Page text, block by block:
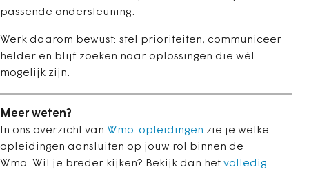
passende ondersteuning.
Werk daarom bewust: stel prioriteiten, communiceer
helder en blijf zoeken naar oplossingen die wél
mogelijk zijn.
Meer weten?
In ons overzicht van Wmo-opleidingen zie je welke
opleidingen aansluiten op jouw rol binnen de
Wmo. Wil je breder kijken? Bekijk dan het volledig